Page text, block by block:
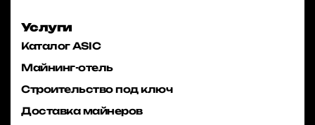
Услуги
Каталог ASIC
Майнинг-отель
Строительство под ключ
Доставка майнеров